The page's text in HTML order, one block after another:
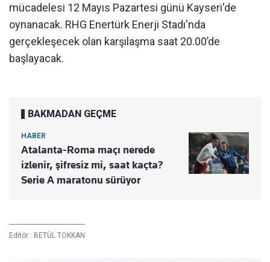
mücadelesi 12 Mayıs Pazartesi günü Kayseri'de
oynanacak. RHG Enertürk Enerji Stadı'nda
gerçekleşecek olan karşılaşma saat 20.00’de
başlayacak.
BAKMADAN GEÇME
HABER
Atalanta-Roma maçı nerede
izlenir, şifresiz mi, saat kaçta?
Serie A maratonu sürüyor
Editör : BETÜL TOKKAN